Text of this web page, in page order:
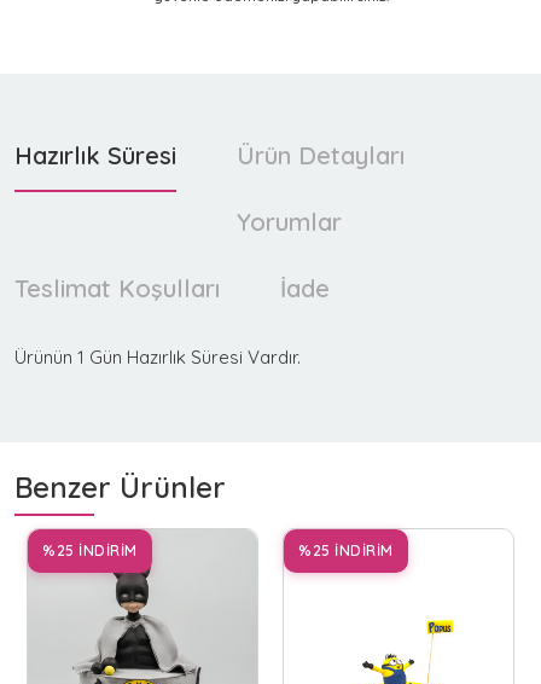
Hazırlık Süresi Ürün Detayları
Yorumlar
Teslimat Koşulları İade
Ürünün 1 Gün Hazırlık Süresi Vardır.
Benzer Ürünler
%25 İNDİRİM %25 İNDİRİM